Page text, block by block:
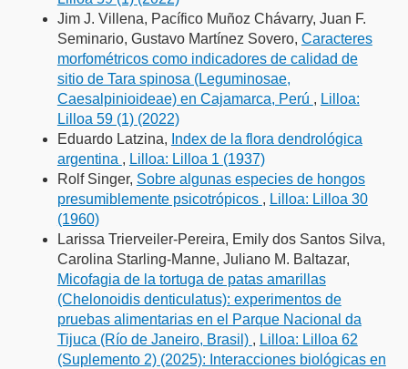
Jim J. Villena, Pacífico Muñoz Chávarry, Juan F.
Seminario, Gustavo Martínez Sovero, Caracteres
morfométricos como indicadores de calidad de
sitio de Tara spinosa (Leguminosae,
Caesalpinioideae) en Cajamarca, Perú , Lilloa:
Lilloa 59 (1) (2022)
Eduardo Latzina, Index de la flora dendrológica
argentina , Lilloa: Lilloa 1 (1937)
Rolf Singer, Sobre algunas especies de hongos
presumiblemente psicotrópicos , Lilloa: Lilloa 30
(1960)
Larissa Trierveiler-Pereira, Emily dos Santos Silva,
Carolina Starling-Manne, Juliano M. Baltazar,
Micofagia de la tortuga de patas amarillas
(Chelonoidis denticulatus): experimentos de
pruebas alimentarias en el Parque Nacional da
Tijuca (Río de Janeiro, Brasil) , Lilloa: Lilloa 62
(Suplemento 2) (2025): Interacciones biológicas en